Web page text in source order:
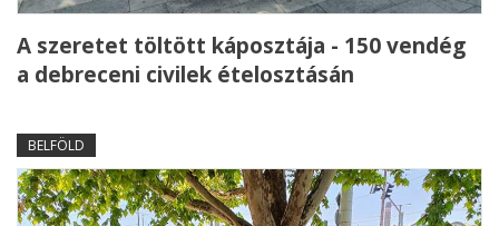
A szeretet töltött káposztája - 150 vendég
a debreceni civilek ételosztásán
BELFÖLD